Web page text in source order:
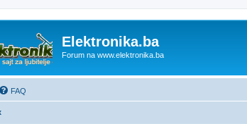
Elektronika.ba
Forum na www.elektronika.ba
FAQ